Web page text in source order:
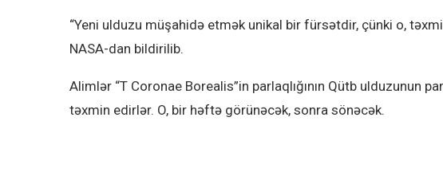
“Yeni ulduzu müşahidə etmək unikal bir fürsətdir, çünki o,
NASA-dan bildirilib.
Alimlər “T Coronae Borealis”in parlaqlığının Qütb ulduzunun
təxmin edirlər. O, bir həftə görünəcək, sonra sönəcək.